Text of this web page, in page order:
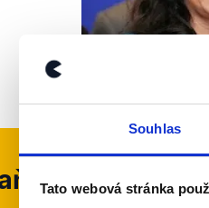
Souhlas
Tato webová stránka
v kontaktu